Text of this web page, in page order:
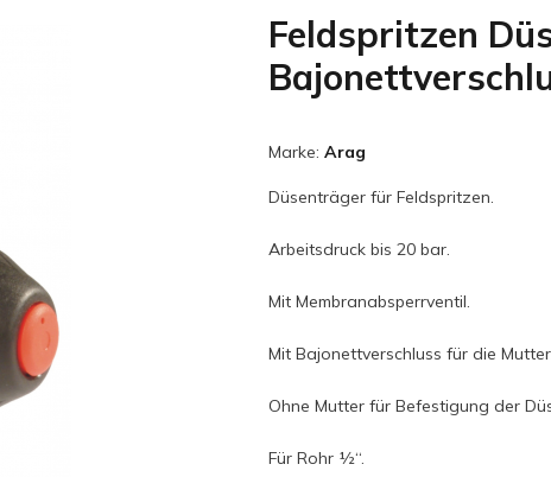
Feldspritzen
Marke: Arag
Düsenträger für Feldspritzen.
Arbeitsdruck bis 20 bar.
Mit Membranabsperrventil.
Mit Bajonettverschluss für die
Ohne Mutter für Befestigung der
Für Rohr ½“.